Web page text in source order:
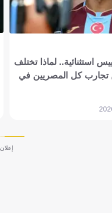
استثنائية.. لماذا تختلف
كل المصريين في
إعلان